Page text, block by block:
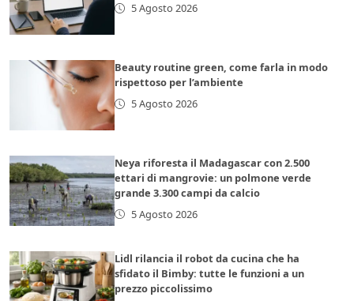
5 Agosto 2026
Beauty routine green, come farla in modo
rispettoso per l’ambiente
5 Agosto 2026
Neya riforesta il Madagascar con 2.500
ettari di mangrovie: un polmone verde
grande 3.300 campi da calcio
5 Agosto 2026
Lidl rilancia il robot da cucina che ha
sfidato il Bimby: tutte le funzioni a un
prezzo piccolissimo